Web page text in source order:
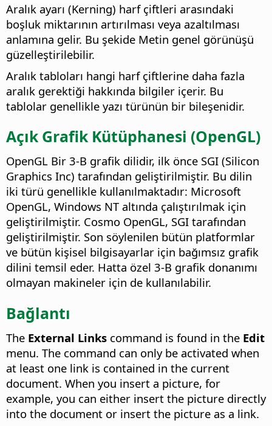
Aralık ayarı (Kerning) harf çiftleri arasındaki
boşluk miktarının artırılması veya azaltılması
anlamına gelir. Bu şekide Metin genel görünüşü
güzelleştirilebilir.
Aralık tabloları hangi harf çiftlerine daha fazla
aralık gerektiği hakkında bilgiler içerir. Bu
tablolar genellikle yazı türünün bir bileşenidir.
Açık Grafik Kütüphanesi (OpenGL)
OpenGL Bir 3-B grafik dilidir, ilk önce SGI (Silicon
Graphics Inc) tarafından geliştirilmiştir. Bu dilin
iki türü genellikle kullanılmaktadır: Microsoft
OpenGL, Windows NT altında çalıştırılmak için
geliştirilmiştir. Cosmo OpenGL, SGI tarafından
geliştirilmiştir. Son söylenilen bütün platformlar
ve bütün kişisel bilgisayarlar için bağımsız grafik
dilini temsil eder. Hatta özel 3-B grafik donanımı
olmayan makineler için de kullanılabilir.
Bağlantı
The External Links command is found in the Edit
menu. The command can only be activated when
at least one link is contained in the current
document. When you insert a picture, for
example, you can either insert the picture directly
into the document or insert the picture as a link.